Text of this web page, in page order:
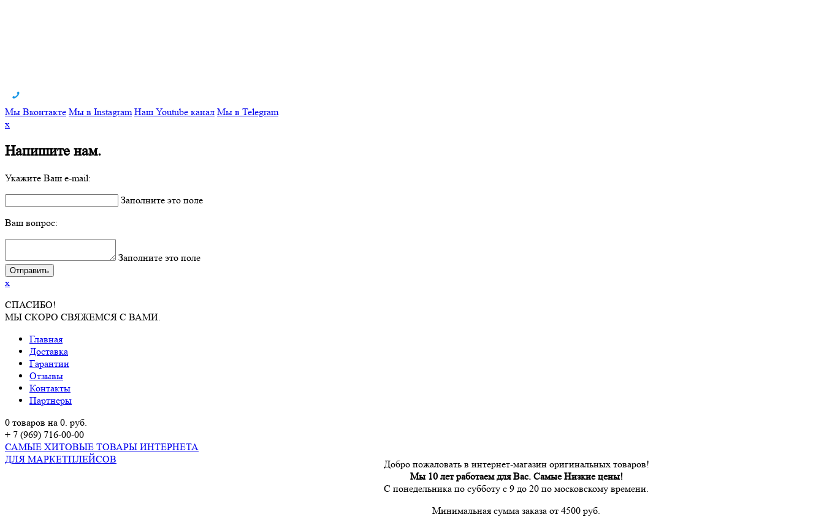
Мы Вконтакте Мы в Instagram Наш Youtube канал Мы в Telegram
x
Напишите нам.
Укажите Ваш e-mail:
Заполните это поле
Ваш вопрос:
Заполните это поле
x
СПАСИБО!
МЫ СКОРО СВЯЖЕМСЯ С ВАМИ.
Главная
Доставка
Гарантии
Отзывы
Контакты
Партнеры
0 товаров на 0. руб.
+ 7 (969) 716-00-00
САМЫЕ ХИТОВЫЕ ТОВАРЫ ИНТЕРНЕТА
ДЛЯ МАРКЕТПЛЕЙСОВ
Добро пожаловать в интернет-магазин оригинальных товаров!
Мы 10 лет работаем для Вас. Самые Низкие цены!
С понедельника по субботу с 9 до 20 по московскому времени.
Минимальная сумма заказа от 4500 руб.